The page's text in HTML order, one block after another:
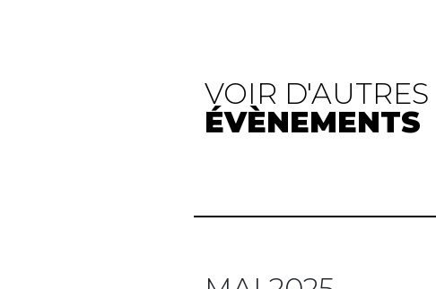
VOIR D'AUTRES
ÉVÈNEMENTS